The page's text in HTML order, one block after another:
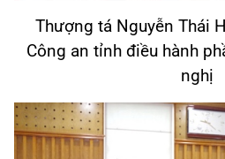
Thượng tá Nguyễn Thái
Công an tỉnh điều hành
nghị